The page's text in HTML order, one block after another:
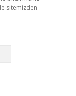
sitemizden